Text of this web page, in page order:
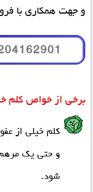
و جهت همکاری با
برخی از خواص
کلم خیلی از
و حتی یک
شود.